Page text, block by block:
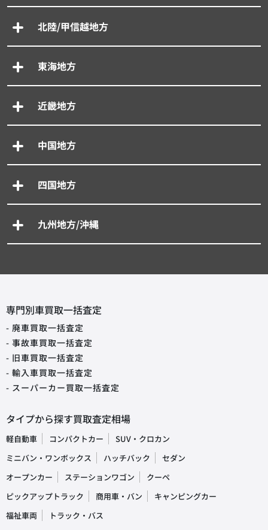
北陸/甲信越地方
東海地方
近畿地方
中国地方
四国地方
九州地方/沖縄
専門別車買取一括査定
- 廃車買取一括査定
- 事故車買取一括査定
- 旧車買取一括査定
- 輸入車買取一括査定
- スーパーカー買取一括査定
タイプから探す買取査定相場
軽自動車 コンパクトカー
SUV・クロカン
ミニバン・ワンボックス
ハッチバック
セダン
オープンカー
ステーションワゴン
クーペ
ピックアップトラック
商用車・バン
キャンピングカー
福祉車両
トラック・バス